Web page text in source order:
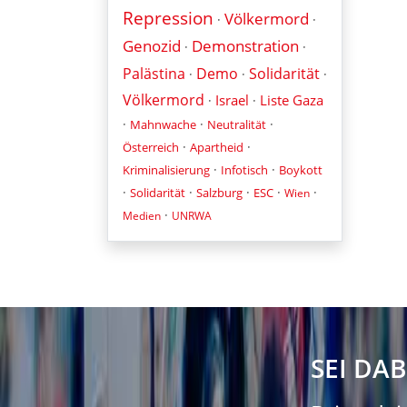
Repression · Völkermord ·
Genozid · Demonstration ·
Palästina · Demo · Solidarität ·
Völkermord · Israel · Liste Gaza
· Mahnwache · Neutralität ·
Österreich · Apartheid ·
Kriminalisierung · Infotisch · Boykott
· Solidarität · Salzburg · ESC · Wien ·
Medien · UNRWA
SEI